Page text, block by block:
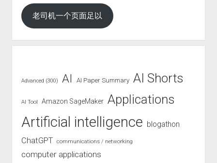
老司机一个页面足以
Advanced (300) AI AI Paper Summary AI Shorts
AI Tool Amazon SageMaker Applications
Artificial intelligence blogathon
ChatGPT communications / networking
computer applications